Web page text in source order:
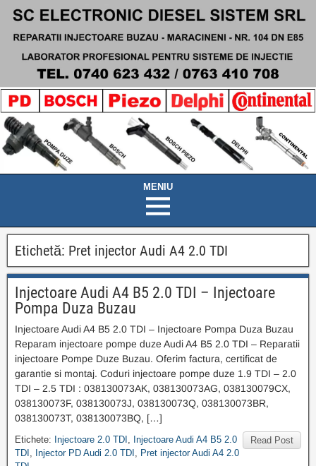
Etichetă: Pret injector Audi A4 2.0 TDI
Injectoare Audi A4 B5 2.0 TDI – Injectoare
Pompa Duza Buzau
Injectoare Audi A4 B5 2.0 TDI – Injectoare Pompa Duza Buzau
Reparam injectoare pompe duze Audi A4 B5 2.0 TDI – Reparatii
injectoare Pompe Duze Buzau. Oferim factura, certificat de
garantie si montaj. Coduri injectoare pompe duze 1.9 TDI – 2.0
TDI – 2.5 TDI : 038130073AK, 038130073AG, 038130079CX,
038130073F, 038130073J, 038130073Q, 038130073BR,
038130073T, 038130073BQ, […]
Read Post
Etichete: Injectoare 2.0 TDI
Injectoare Audi A4 B5 2.0
TDI
Injector PD Audi 2.0 TDI
Pret injector Audi A4 2.0